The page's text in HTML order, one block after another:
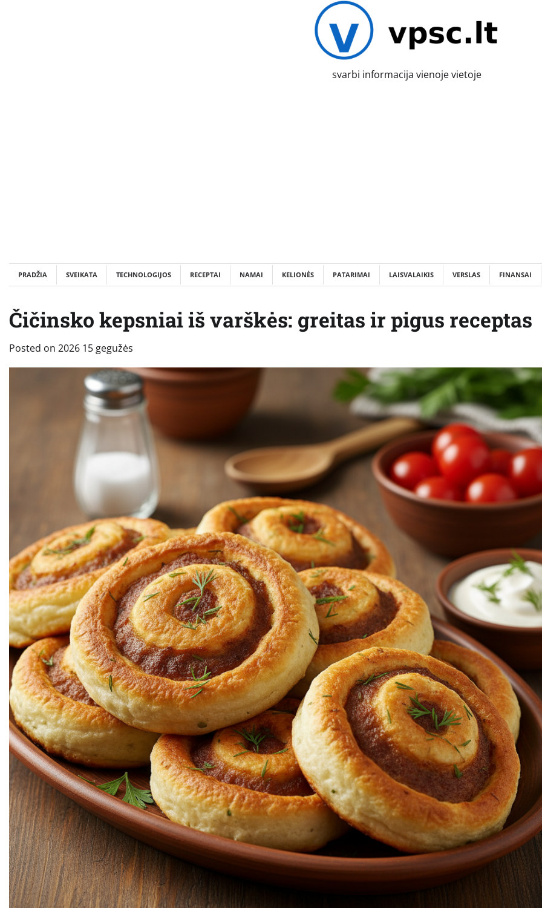
svarbi informacija vienoje vietoje
PRADŽIA SVEIKATA TECHNOLOGIJOS RECEPTAI NAMAI KELIONĖS PATARIMAI LAISVALAIKIS VERSLAS FINANSAI
Čičinsko kepsniai iš varškės: greitas ir pigus receptas
Posted on 2026 15 gegužės